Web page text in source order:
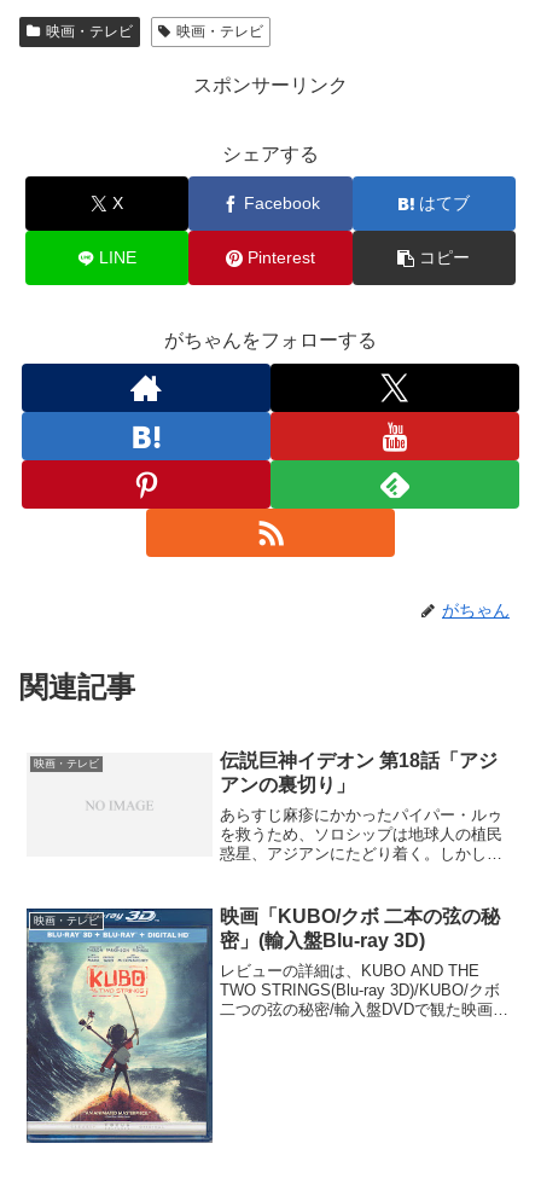
映画・テレビ 映画・テレビ
スポンサーリンク
シェアする
X Facebook はてブ
LINE Pinterest コピー
がちゃんをフォローする
がちゃん
関連記事
映画・テレビ
伝説巨神イデオン 第18話「アジ
アンの裏切り」
あらすじ麻疹にかかったパイパー・ルゥ
を救うため、ソロシップは地球人の植民
惑星、アジアンにたどり着く。しかし、
したバッフ・クランのギジェは、超高速
ミサイルをアジアンに放ち...
映画・テレビ
映画「KUBO/クボ 二本の弦の秘
密」(輸入盤Blu-ray 3D)
レビューの詳細は、KUBO AND THE
TWO STRINGS(Blu-ray 3D)/KUBO/クボ
二つの弦の秘密/輸入盤DVDで観た映画の